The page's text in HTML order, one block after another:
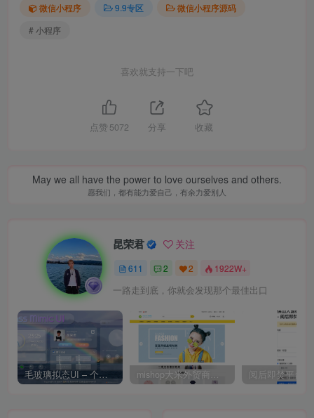
微信小程序 9.9专区
微信小程序源码
# 小程序
喜欢就支持一下吧
点赞 5072 分享 收藏
May we all have the power to love ourselves and others.
愿我们，都有能力爱自己，有余力爱别人
昆荣君 关注
611 2 2 1922W+
一路走到底，你就会发现那个最佳出口
毛玻璃拟态UI – 个人主页（开源版） mishop大米外贸商城系统133种语言版本